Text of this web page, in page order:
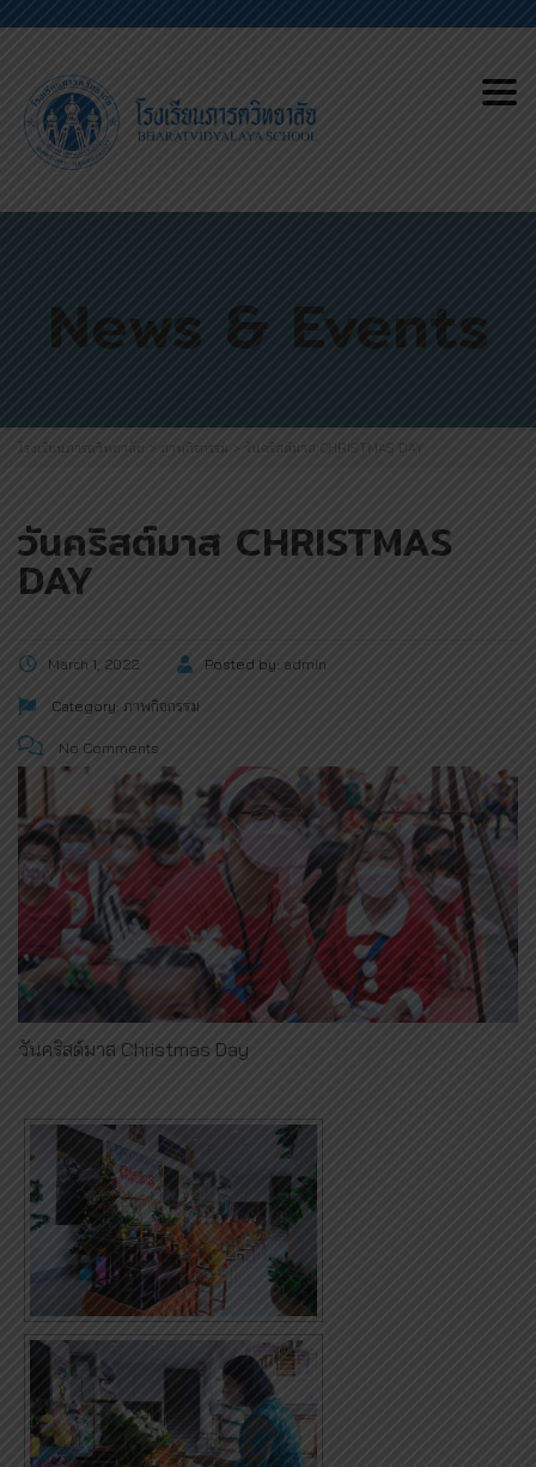
News & Events
โรงเรียนภารตวิทยาลัย > ภาพกิจกรรม > วันคริสต์มาส CHRISTMAS DAY
วันคริสต์มาส CHRISTMAS
DAY
March 1, 2022 Posted by: admin
Category: ภาพกิจกรรม
No Comments
วันคริสต์มาส Christmas Day